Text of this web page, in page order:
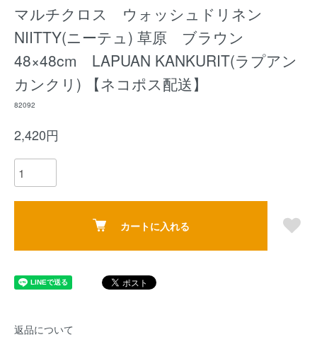
マルチクロス ウォッシュドリネン
NIITTY(ニーテュ) 草原 ブラウン
48×48cm LAPUAN KANKURIT(ラプアン
カンクリ) 【ネコポス配送】
82092
2,420円
カートに入れる
返品について